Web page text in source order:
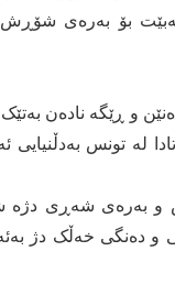
ئەبێت بۆ بەرەی
و ڕێگە نادەن
لە تونس بەدڵنیایی
و بەرەی شەڕی
و دەنگی خەڵک دژ